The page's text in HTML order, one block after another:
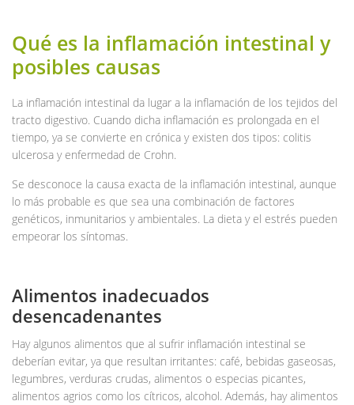
Qué es la inflamación intestinal y
posibles causas
La inflamación intestinal da lugar a la inflamación de los tejidos del
tracto digestivo. Cuando dicha inflamación es prolongada en el
tiempo, ya se convierte en crónica y existen dos tipos: colitis
ulcerosa y enfermedad de Crohn.
Se desconoce la causa exacta de la inflamación intestinal, aunque
lo más probable es que sea una combinación de factores
genéticos, inmunitarios y ambientales. La dieta y el estrés pueden
empeorar los síntomas.
Alimentos inadecuados
desencadenantes
Hay algunos alimentos que al sufrir inflamación intestinal se
deberían evitar, ya que resultan irritantes: café, bebidas gaseosas,
legumbres, verduras crudas, alimentos o especias picantes,
alimentos agrios como los cítricos, alcohol. Además, hay alimentos